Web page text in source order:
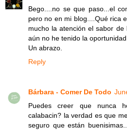
Bego....no se que paso...el
pero no en mi blog....Qué rica
mucho la atención el sabor
aún no he tenido la
Un abrazo.
Reply
Bárbara - Comer De Todo
Puedes creer que nunca
calabacin? la verdad es que
seguro que están